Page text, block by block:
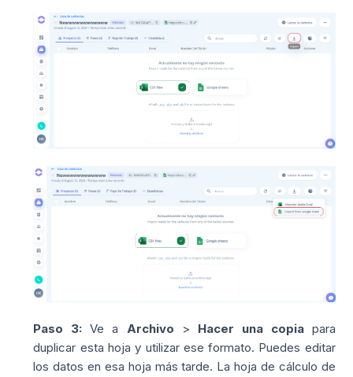
Paso 3: Ve a Archivo > Hacer una copiapara
duplicar esta hoja y utilizar ese formato. Puedes editar
los datos en esa hoja más tarde. La hoja de cálculo de